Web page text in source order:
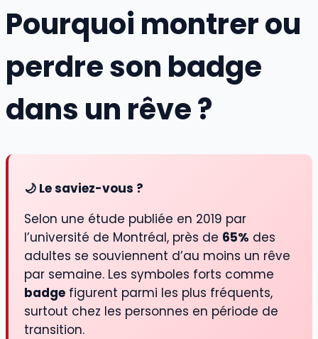
Pourquoi montrer ou
perdre son badge
dans un rêve ?
🌙 Le saviez-vous ?
Selon une étude publiée en 2019 par
l’université de Montréal, près de 65% des
adultes se souviennent d’au moins un rêve
par semaine. Les symboles forts comme
badge figurent parmi les plus fréquents,
surtout chez les personnes en période de
transition.